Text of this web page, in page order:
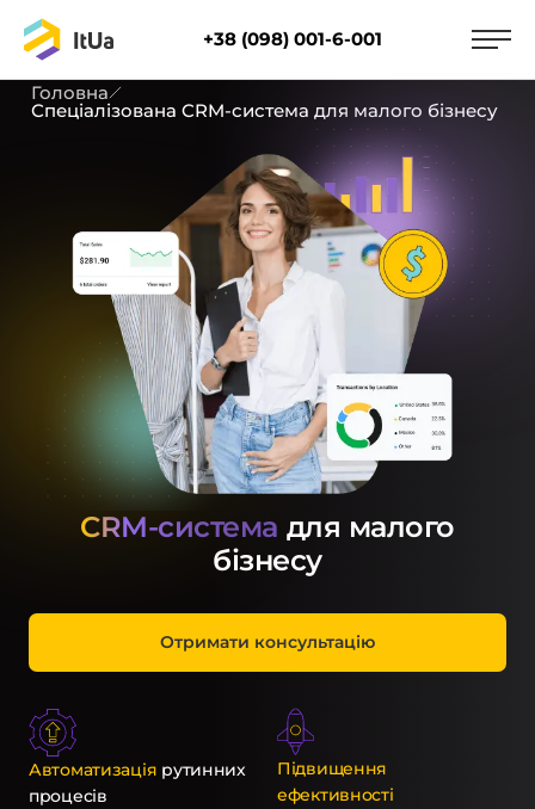
+38 (098) 001-6-001
Головна
Спеціалізована CRM-система для малого бізнесу
CRM-система для малого
бізнесу
Отримати консультацію
Автоматизація рутинних
процесів
Підвищення
ефективності